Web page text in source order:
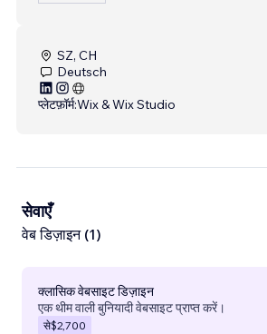
SZ, CH
Deutsch
प्लेटफ़ॉर्म:Wix & Wix Studio
सेवाएँ
वेब डिज़ाइन (1)
क्लासिक वेबसाइट डिज़ाइन
एक थीम वाली बुनियादी वेबसाइट प्राप्त करें।
से$2,700